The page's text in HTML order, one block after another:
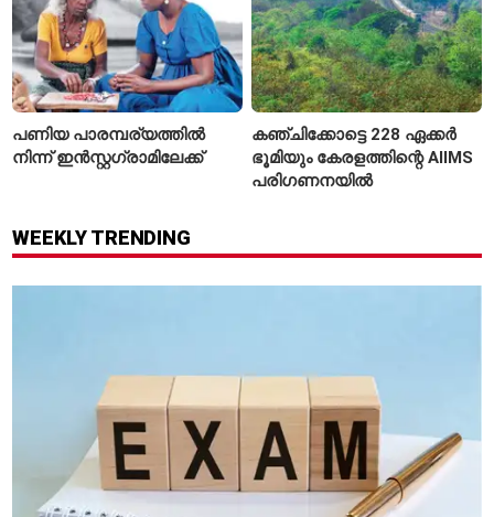
പണിയ പാരമ്പര്യത്തിൽ
നിന്ന് ഇൻസ്റ്റഗ്രാമിലേക്ക്
കഞ്ചിക്കോട്ടെ 228 ഏക്കർ
ഭൂമിയും കേരളത്തിന്റെ AIIMS
പരിഗണനയിൽ
WEEKLY TRENDING